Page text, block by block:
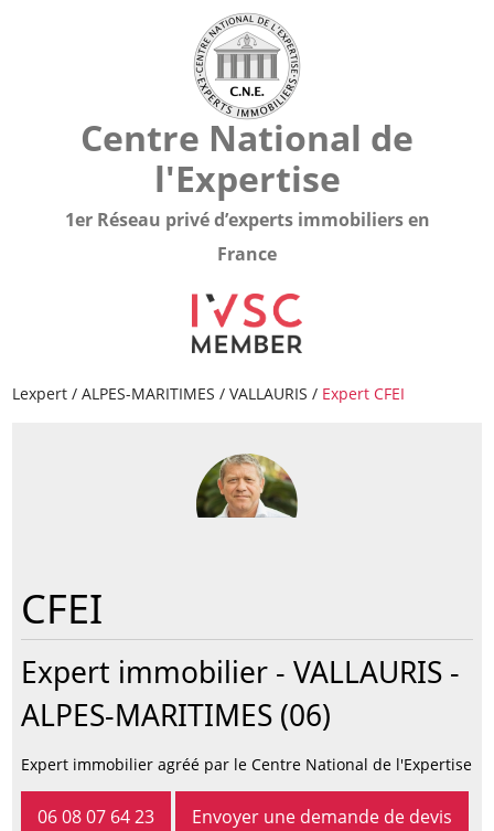
Centre National de
l'Expertise
1er Réseau privé d’experts immobiliers en
France
Lexpert /ALPES-MARITIMES /VALLAURIS / Expert CFEI
CFEI
Expert immobilier -VALLAURIS -
ALPES-MARITIMES (06)
Expert immobilier agréé par le Centre National de l'Expertise
06 08 07 64 23 Envoyer une demande de devis